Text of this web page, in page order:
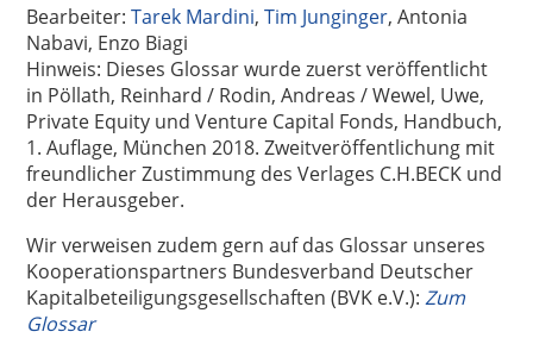
Private
Equity-
Branche
–
Investment
Funds
I
M&A
Tax
Bearbeiter:Tarek Mardini,Tim Junginger, Antonia
Nabavi, Enzo Biagi
Hinweis: Dieses Glossar wurde zuerst veröffentlicht
in Pöllath, Reinhard / Rodin, Andreas / Wewel, Uwe,
Private Equity und Venture Capital Fonds, Handbuch,
1. Auflage, München 2018. Zweitveröffentlichung mit
freundlicher Zustimmung des Verlages C.H.BECK und
der Herausgeber.
Wir verweisen zudem gern auf das Glossar unseres
Kooperationspartners Bundesverband Deutscher
Kapitalbeteiligungsgesellschaften (BVK e.V.):Zum
Glossar